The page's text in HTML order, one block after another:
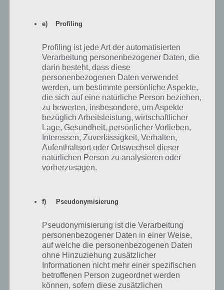
Das Apple iPhone SE ist
ein relativ günstiges (im
Vergleich zu anderen
iPhones), aber dennoch
gutes Smartphone
bevorzugen, denn schließlich
neues Smartphone kaufen.
Smartphones dieser Kategorie
sollten gut und gerne 2 bis 3
Jahre vernünftige Leistung
Im übrigen ist hier sogar ein
iPhone dabei – ja tatsächlich hat Apple ein relativ günstiges und
aktuelles Gerät in dieser Preisgruppe. Perfekt also für Weihnachten
2017, wenn man ein solches verschenken möchte und es kein
Android sein soll.
iPhone SE
ca.
319€
iPhone SE ist günstig, verfügt über einen
Akkulaufzeit ist in Ordnung. Mit seinem
4 Zoll Display liegt es auch gut in der
Hand! 32GB Speicher sollten locker
ausreichen, es gibt das iPhone SE auch
mit mehr Speicher. Das perfekte
Weihnachtsgeschenk, wenn es ein
iPhone sein sollte.
e) Profiling
Profiling ist jede Art der automatisierten
Verarbeitung personenbezogener Daten, die
darin besteht, dass diese
personenbezogenen Daten verwendet
werden, um bestimmte persönliche Aspekte,
die sich auf eine natürliche Person beziehen,
zu bewerten, insbesondere, um Aspekte
bezüglich Arbeitsleistung, wirtschaftlicher
Lage, Gesundheit, persönlicher Vorlieben,
Interessen, Zuverlässigkeit, Verhalten,
Aufenthaltsort oder Ortswechsel dieser
natürlichen Person zu analysieren oder
vorherzusagen.
f) Pseudonymisierung
Pseudonymisierung ist die Verarbeitung
personenbezogener Daten in einer Weise,
auf welche die personenbezogenen Daten
ohne Hinzuziehung zusätzlicher
Informationen nicht mehr einer spezifischen
betroffenen Person zugeordnet werden
können, sofern diese zusätzlichen